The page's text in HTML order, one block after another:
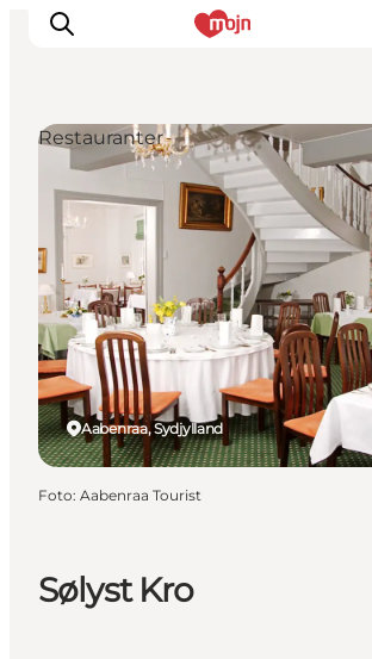
Oplevelser
Byer & Steder
Det sker
Overnatning
Planlæg din ferie
Booking
Sølyst Kro
Aabenraa, Sydjylland
Restauranter
Foto: Aabenraa Tourist